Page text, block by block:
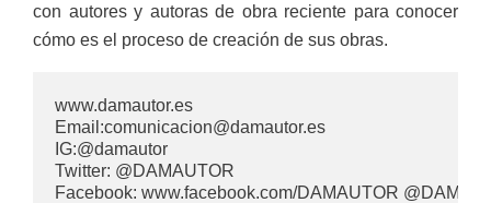
con autores y autoras de obra reciente para conocer
cómo es el proceso de creación de sus obras.
www.damautor.es
Email:comunicacion@damautor.es
IG:@damautor
Twitter: @DAMAUTOR
Facebook: www.facebook.com/DAMAUTOR